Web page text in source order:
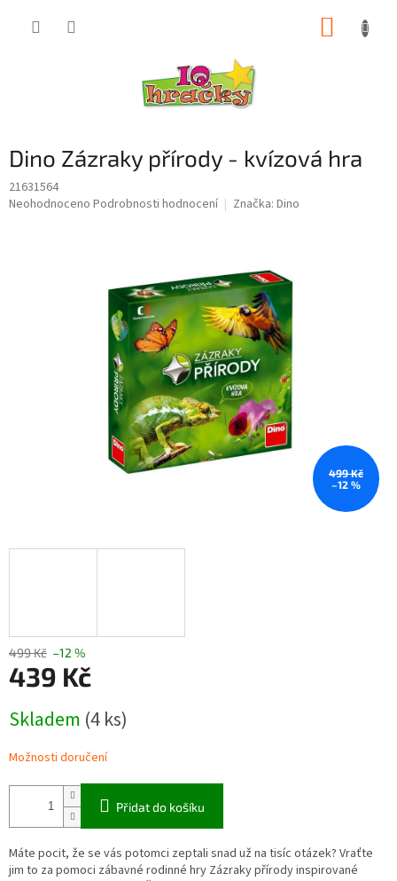
Dino Zázraky přírody - kvízová hra
21631564
Průměrné
Neohodnoceno Podrobnosti hodnocení Značka: Dino
499 Kč
–12 %
499 Kč –12 %
439 Kč
cena:
Skladem (4 ks)
Možnosti doručení
Přidat do košíku
Máte pocit, že se vás potomci zeptali snad už na tisíc otázek? Vraťte
jim to za pomoci zábavné rodinné hry Zázraky přírody inspirované